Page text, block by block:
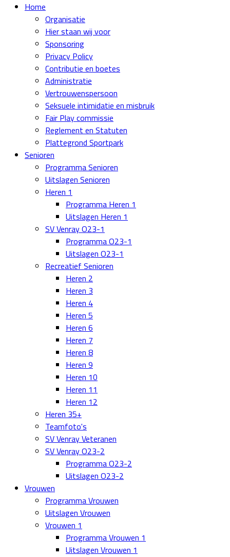
Home
Organisatie
Hier staan wij voor
Sponsoring
Privacy Policy
Contributie en boetes
Administratie
Vertrouwenspersoon
Seksuele intimidatie en misbruik
Fair Play commissie
Reglement en Statuten
Plattegrond Sportpark
Senioren
Programma Senioren
Uitslagen Senioren
Heren 1
Programma Heren 1
Uitslagen Heren 1
SV Venray O23-1
Programma O23-1
Uitslagen O23-1
Recreatief Senioren
Heren 2
Heren 3
Heren 4
Heren 5
Heren 6
Heren 7
Heren 8
Heren 9
Heren 10
Heren 11
Heren 12
Heren 35+
Teamfoto's
SV Venray Veteranen
SV Venray O23-2
Programma O23-2
Uitslagen O23-2
Vrouwen
Programma Vrouwen
Uitslagen Vrouwen
Vrouwen 1
Programma Vrouwen 1
Uitslagen Vrouwen 1